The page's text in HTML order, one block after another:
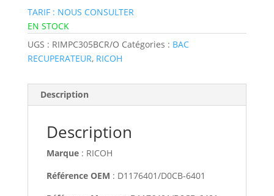
TARIF : NOUS CONSULTER
EN STOCK
UGS : RIMPC305BCR/O Catégories : BAC
RECUPERATEUR, RICOH
Description
Description
Marque: RICOH
Référence OEM : D1176401/D0CB-6401